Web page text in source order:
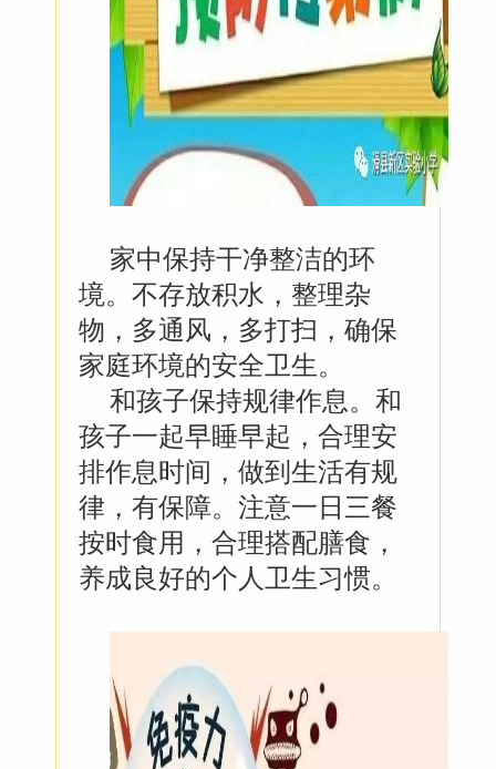
家中保持干净整洁的环
境。不存放积水，整理杂
物，多通风，多打扫，确保
家庭环境的安全卫生。
和孩子保持规律作息。和
孩子一起早睡早起，合理安
排作息时间，做到生活有规
律，有保障。注意一日三餐
按时食用，合理搭配膳食，
养成良好的个人卫生习惯。